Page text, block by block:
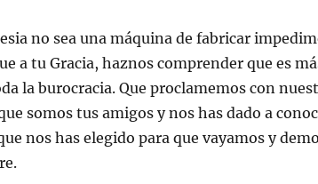
no sea una máquina de fabricar
a tu Gracia, haznos comprender que es
la burocracia. Que proclamemos con
somos tus amigos y nos has dado a
nos has elegido para que vayamos y